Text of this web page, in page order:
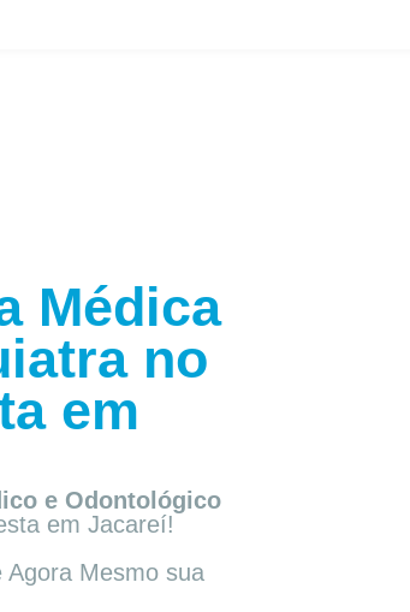
Médica
no
em
e Odontológico
em Jacareí!
Agora Mesmo sua